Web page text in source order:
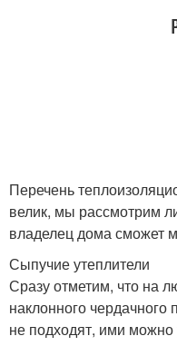
Перечень
велик, мы рассмотрим
владелец дома сможет
Сыпучие утеплители
Сразу отметим, что на
наклонного
не подходят, ими можно